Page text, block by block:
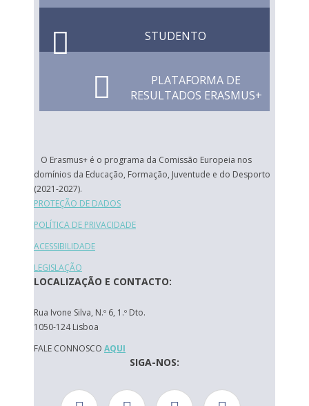
STUDENTO
PLATAFORMA DE
RESULTADOS ERASMUS+
O Erasmus+ é o programa da Comissão Europeia nos
domínios da Educação, Formação, Juventude e do Desporto
(2021-2027).
PROTEÇÃO DE DADOS
POLÍTICA DE PRIVACIDADE
ACESSIBILIDADE
LEGISLAÇÃO
LOCALIZAÇÃO E CONTACTO:
Rua Ivone Silva, N.º 6, 1.º Dto.
1050-124 Lisboa
FALE CONNOSCO AQUI
SIGA-NOS: